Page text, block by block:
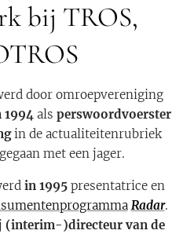
bij TROS,
door omroepvereniging
1994 als perswoordvoerster
in de actualiteitenrubriek
met een jager.
in 1995presentatrice en
Radar.
(interim-)directeur van de